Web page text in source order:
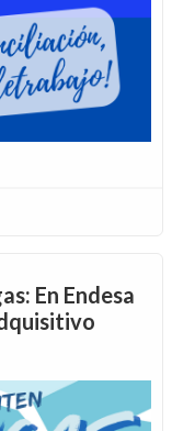
En Endesa